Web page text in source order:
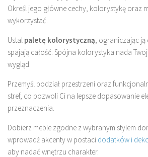
Określ jego główne cechy, kolorystykę oraz
wykorzystać.
Ustal paletę kolorystyczną , ograniczając
spajają całość. Spójna kolorystyka nada
wygląd.
Przemyśl podział przestrzeni oraz
stref, co pozwoli Ci na lepsze dopasowanie
przeznaczenia.
Dobierz meble zgodne z wybranym stylem
wprowadź akcenty w postaci dodatków i
aby nadać wnętrzu charakter.